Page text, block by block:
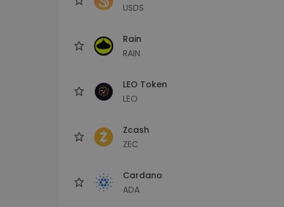
USDS
Rain
RAIN
LEO Token
LEO
Zcash
ZEC
Cardano
ADA